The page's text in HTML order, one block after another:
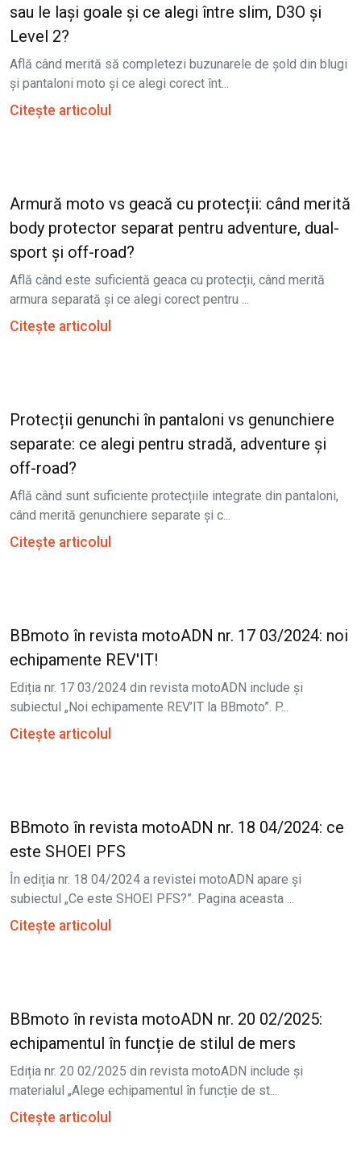
sau le lași goale și ce alegi între slim, D3O și
Level 2?
Află când merită să completezi buzunarele de șold din blugi
și pantaloni moto și ce alegi corect înt...
Citește articolul
Armură moto vs geacă cu protecții: când merită
body protector separat pentru adventure, dual-
sport și off-road?
Află când este suficientă geaca cu protecții, când merită
armura separată și ce alegi corect pentru ...
Citește articolul
Protecții genunchi în pantaloni vs genunchiere
separate: ce alegi pentru stradă, adventure și
off-road?
Află când sunt suficiente protecțiile integrate din pantaloni,
când merită genunchiere separate și c...
Citește articolul
BBmoto în revista motoADN nr. 17 03/2024: noi
echipamente REV'IT!
Ediția nr. 17 03/2024 din revista motoADN include și
subiectul „Noi echipamente REV’IT la BBmoto”. P...
Citește articolul
BBmoto în revista motoADN nr. 18 04/2024: ce
este SHOEI PFS
În ediția nr. 18 04/2024 a revistei motoADN apare și
subiectul „Ce este SHOEI PFS?”. Pagina aceasta ...
Citește articolul
BBmoto în revista motoADN nr. 20 02/2025:
echipamentul în funcție de stilul de mers
Ediția nr. 20 02/2025 din revista motoADN include și
materialul „Alege echipamentul în funcție de st...
Citește articolul